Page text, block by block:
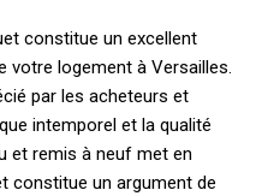
constitue un excellent
votre logement à Versailles.
par les acheteurs et
intemporel et la qualité
et remis à neuf met en
constitue un argument de